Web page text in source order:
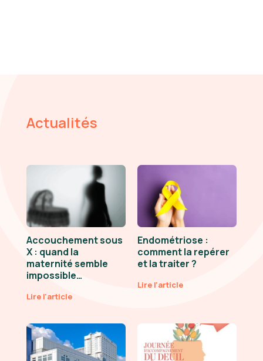
Actualités
Accouchement sous
X : quand la
maternité semble
impossible…
Lire l'article
Endométriose :
comment la repérer
et la traiter ?
Lire l'article